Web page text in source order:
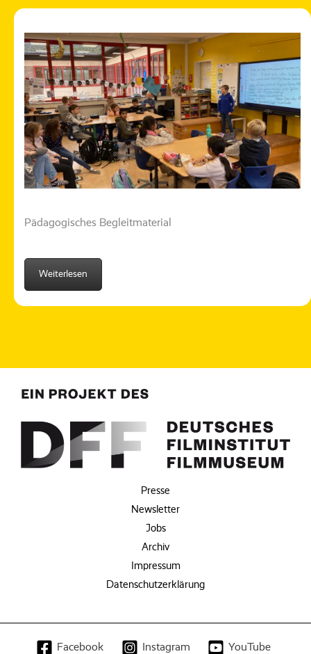
Pädagogisches Begleitmaterial
Weiterlesen
Presse
Newsletter
Jobs
Archiv
Impressum
Datenschutzerklärung
Facebook Instagram YouTube